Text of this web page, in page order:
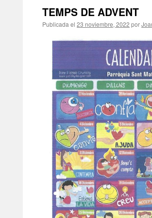
TEMPS DE ADVENT
Publicada el 23 noviembre, 2022 por